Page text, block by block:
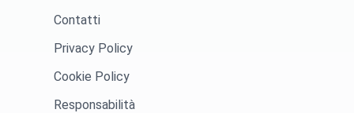
Contatti
Privacy Policy
Cookie Policy
Responsabilità